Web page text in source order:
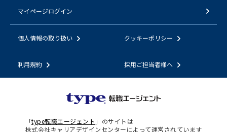
マイページログイン
個人情報の取り扱い クッキーポリシー
利用規約 採用ご担当者様へ
「type転職エージェント 」のサイトは
株式会社キャリアデザインセンターによって運営されています